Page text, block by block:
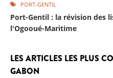
PORT-GENTIL
Port-Gentil : la révision des
l'Ogooué-Maritime
LES ARTICLES LES PLUS
GABON